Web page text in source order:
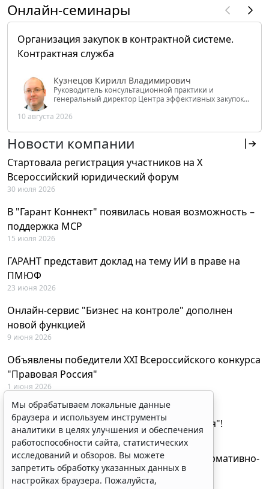
Онлайн-семинары
Организация закупок в контрактной системе.
Контрактная служба
Кузнецов Кирилл Владимирович
Руководитель консультационной практики и
генеральный директор Центра эффективных закупок
РФ
10 августа 2026
Новости компании
Стартовала регистрация участников на X
Всероссийский юридический форум
30 июля 2026
В "Гарант Коннект" появилась новая возможность –
поддержка MCP
15 июля 2026
ГАРАНТ представит доклад на тему ИИ в праве на
ПМЮФ
23 июня 2026
Онлайн-сервис "Бизнес на контроле" дополнен
новой функцией
9 июня 2026
Объявлены победители XXI Всероссийского конкурса
"Правовая Россия"
1 июня 2026
29 мая будут объявлены лауреаты XXI
Всероссийского конкурса "Правовая Россия"!
27 мая 2026
AI-ассистент Искра теперь анализирует нормативно-
техническую документацию
28 апреля 2026
Мы обрабатываем локальные данные
браузера и используем инструменты
аналитики в целях улучшения и обеспечения
работоспособности сайта, статистических
исследований и обзоров. Вы можете
запретить обработку указанных данных в
настройках браузера. Пожалуйста,